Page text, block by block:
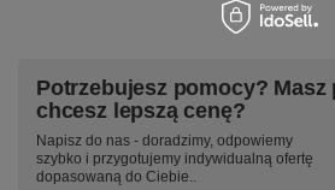
Potrzebujesz pomocy? Masz
chcesz lepszą cenę?
Napisz do nas - doradzimy, odpowiemy
szybko i przygotujemy indywidualną ofertę
dopasowaną do Ciebie..